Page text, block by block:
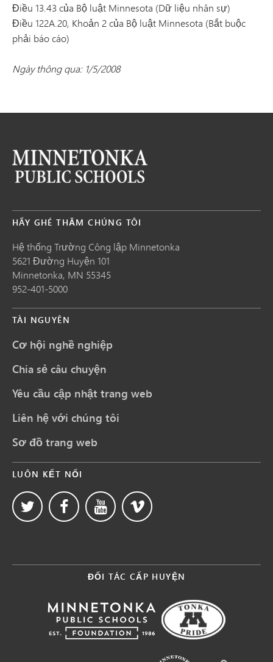
Điều 13.43 của Bộ luật Minnesota (Dữ liệu nhân sự)
Điều 122A.20, Khoản 2 của Bộ luật Minnesota (Bắt buộc
phải báo cáo)
Ngày thông qua: 1/5/2008
HÃY GHÉ THĂM CHÚNG TÔI
Hệ thống Trường Công lập Minnetonka
5621 Đường Huyện 101
Minnetonka, MN 55345
952-401-5000
TÀI NGUYÊN
Cơ hội nghề nghiệp
Chia sẻ câu chuyện
Yêu cầu cập nhật trang web
Liên hệ với chúng tôi
Sơ đồ trang web
LUÔN KẾT NỐI
ĐỐI TÁC CẤP HUYỆN